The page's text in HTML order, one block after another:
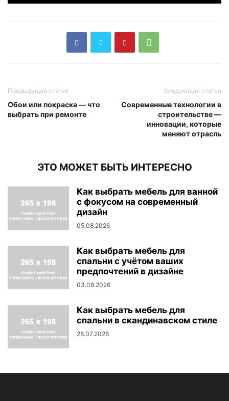
Предыдущая статья
Обои или покраска — что
выбрать при ремонте
Следующая статья
Современные технологии в
строительстве —
инновации, которые
меняют отрасль
ЭТО МОЖЕТ БЫТЬ ИНТЕРЕСНО
Как выбрать мебель для ванной
с фокусом на современный
дизайн
05.08.2026
Как выбрать мебель для
спальни с учётом ваших
предпочтений в дизайне
03.08.2026
Как выбрать мебель для
спальни в скандинавском стиле
28.07.2026